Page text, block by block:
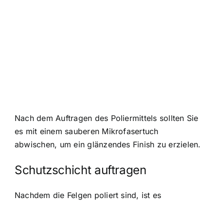
Nach dem Auftragen des Poliermittels sollten Sie
es mit einem sauberen Mikrofasertuch
abwischen, um ein glänzendes Finish zu erzielen.
Schutzschicht auftragen
Nachdem die Felgen poliert sind, ist es